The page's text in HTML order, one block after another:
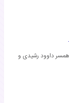
همسر داوود رشیدی و